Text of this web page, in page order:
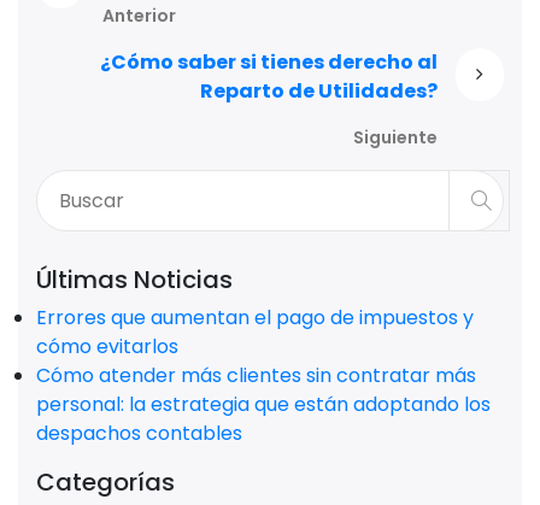
Anterior
¿Cómo saber si tienes derecho al
Reparto de Utilidades?
Siguiente
Últimas Noticias
Errores que aumentan el pago de impuestos y
cómo evitarlos
Cómo atender más clientes sin contratar más
personal: la estrategia que están adoptando los
despachos contables
Categorías